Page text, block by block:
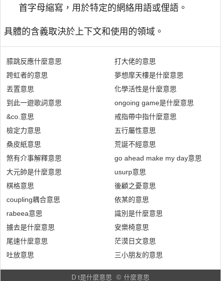
首字母縮寫，用於特定的網絡用語或俚語。
具體的含義取決於上下文和使用的領域。
膝跳反應什麼意思
跨虹者的意思
丟置意思
到此一遊歌詞意思
&co.意思
檢定力意思
桑皮紙意思
煞有介事解釋意思
大元帥是什麼意思
棋格意思
coupling耦合意思
rabeea意思
擄去是什麼意思
尾速什麼意思
吐放意思
打大佬的意思
夢想摩天樓是什麼意思
化學活性是什麼意思
ongoing game是什麼意思
戒指帶中指什麼意思
五行屬性意思
荒誕不經意思
go ahead make my day意思
usurp意思
後顧之憂意思
依某的意思
識別是什麼意思
安樂椅意思
茫漠日文意思
三小朋友的意思
D t是什麼意思 © 什麼意思